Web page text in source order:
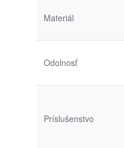
Materiál
Odolnosť
Príslušenstvo